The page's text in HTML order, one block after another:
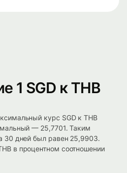
1 SGD к THB
курс SGD к THB
— 25,7701. Таким
30 дней был равен 25,9903.
в процентном соотношении